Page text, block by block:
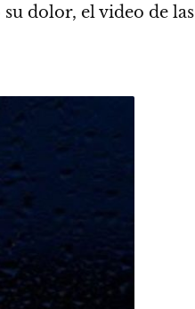
dolor, el video de las